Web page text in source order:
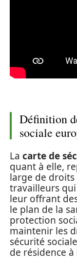
Définition
sociale
La carte de
quant à elle,
large de droits
travailleurs qui
leur offrant
le plan de la
protection
maintenir les
sécurité
de résidence à